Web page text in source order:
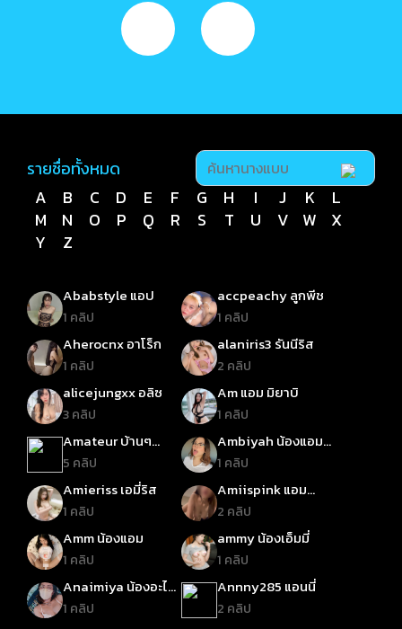
รายชื่อทั้งหมด
A
B C D E F G H I J K
L
M
N O P Q R S T U V W
X
Y
Z
Ababstyle แอป
1 คลิป
accpeachy ลูกพีช
1 คลิป
Aherocnx อาโร็ก
1 คลิป
alaniris3 รันนีริส
2 คลิป
alicejungxx อลิซ
3 คลิป
Am แอม มิยาบิ
1 คลิป
Amateur บ้านๆ
สมัครเล่น
5 คลิป
Ambiyah น้องแอมบิ
ย่า
1 คลิป
Amieriss เอมี่ริส
1 คลิป
Amiispink แอม
พริงค์
2 คลิป
Amm น้องแอม
1 คลิป
ammy น้องเอ็มมี่
1 คลิป
Anaimiya น้องอะไน
มิย่า
1 คลิป
Annny285 แอนนี่
2 คลิป